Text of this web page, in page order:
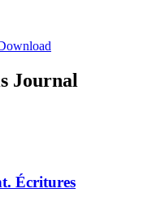
Journal
Écritures